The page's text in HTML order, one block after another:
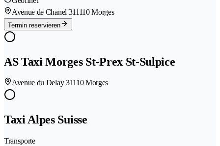
Avenue de Chanel 311110 Morges
Termin reservieren
AS Taxi Morges St-Prex St-Sulpice
Avenue du Delay 31110 Morges
Taxi Alpes Suisse
Transporte